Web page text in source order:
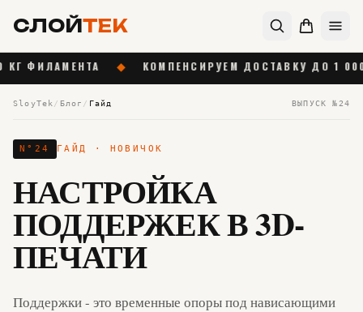
СЛОЙТЕК
◆ КОМПЕНСИРУЕМ ДОСТАВКУ ДО 1 000 ₽ ОТ 55 000
SloyTek / Блог / Гайд ВЫПУСК № 24
N° 24 ГАЙД · НОВИЧОК
НАСТРОЙКА
ПОДДЕРЖЕК В 3D-
ПЕЧАТИ
Поддержки - это временные опоры под нависающими